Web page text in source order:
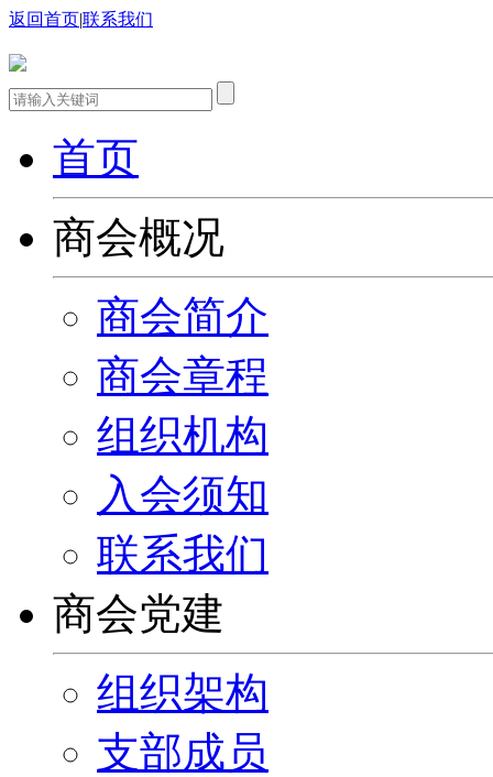
返回首页|联系我们
首页
商会概况
商会简介
商会章程
组织机构
入会须知
联系我们
商会党建
组织架构
支部成员